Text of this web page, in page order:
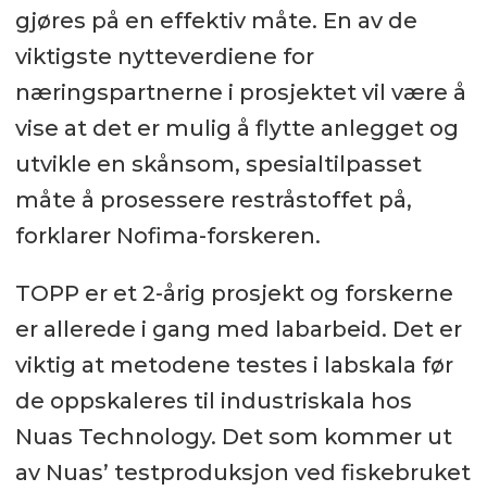
gjøres på en effektiv måte. En av de
viktigste nytteverdiene for
næringspartnerne i prosjektet vil være å
vise at det er mulig å flytte anlegget og
utvikle en skånsom, spesialtilpasset
måte å prosessere restråstoffet på,
forklarer Nofima-forskeren.
TOPP er et 2-årig prosjekt og forskerne
er allerede i gang med labarbeid. Det er
viktig at metodene testes i labskala før
de oppskaleres til industriskala hos
Nuas Technology. Det som kommer ut
av Nuas’ testproduksjon ved fiskebruket